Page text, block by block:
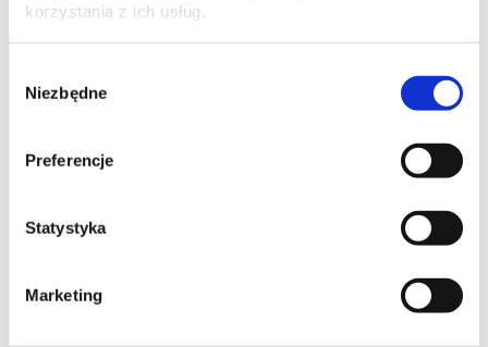
korzystania z ich usług.
zgody
Niezbędne
Preferencje
Statystyka
Marketing
Nie znaleziono produktów, których szukasz.
dofinansowania